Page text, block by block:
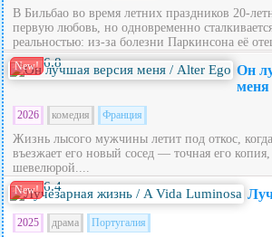
В Бильбао во время летних праздников
первую любовь, но одновременно
реальностью: из‑за болезни Паркинсона её
New! 6.8
Он
меня
2026 комедия Франция
Жизнь лысого мужчины летит под откос,
въезжает его новый сосед — точная его копия,
шевелюрой....
New! 6.4
2025 драма Португалия